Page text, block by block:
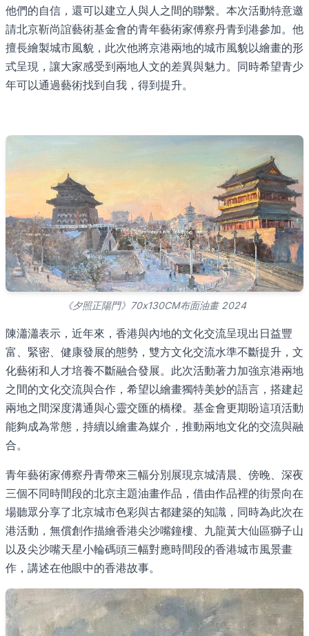
他們的自信，還可以建立人與人之間的聯繫。本次活動特意邀
請北京靳尚誼藝術基金會的青年藝術家傅察丹青到港參加。他
擅長繪製城市風貌，此次他將京港兩地的城市風貌以繪畫的形
式呈現，讓大家感受到兩地人文的差異與魅力。同時希望青少
年可以通過藝術找到自我，得到提升。
《夕照正陽門》70x130CM布面油畫 2024
陳瀟瀟表示，近年來，香港與內地的文化交流呈現出日益豐
富、緊密、健康發展的態勢，雙方文化交流水準不斷提升，文
化藝術和人才培養不斷融合發展。此次活動著力加強京港兩地
之間的文化交流與合作，希望以繪畫獨特美妙的語言，搭建起
兩地之間深度溝通與心靈交匯的橋樑。基金會更期盼這項活動
能夠成為常態，持續以繪畫為媒介，推動兩地文化的交流與融
合。
青年藝術家傅察丹青帶來三幅分別展現京城清晨、傍晚、深夜
三個不同時間段的北京主題油畫作品，借由作品裡的街景向在
場聽眾分享了北京城市色彩與古都建築的知識，同時為此次在
港活動，無償創作描繪香港尖沙嘴鐘樓、九龍黃大仙區獅子山
以及尖沙嘴天星小輪碼頭三幅對應時間段的香港城市風景畫
作，講述在他眼中的香港故事。